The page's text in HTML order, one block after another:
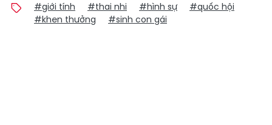
#giới tính #thai nhi #hình sự
#quốc hội
#khen thưởng
#sinh con gái